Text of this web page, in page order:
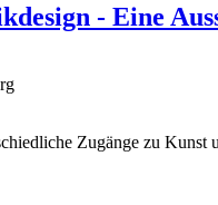
- Eine
Zugänge zu